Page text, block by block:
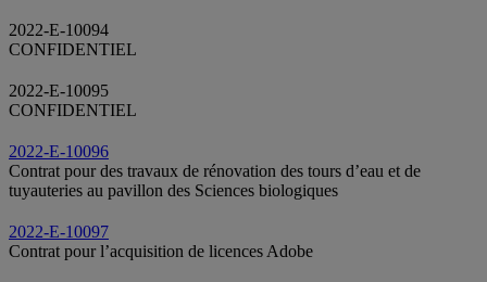
2022-E-10094
CONFIDENTIEL
2022-E-10095
CONFIDENTIEL
2022-E-10096
Contrat pour des travaux de rénovation des tours d’eau et de
tuyauteries au pavillon des Sciences biologiques
2022-E-10097
Contrat pour l’acquisition de licences Adobe